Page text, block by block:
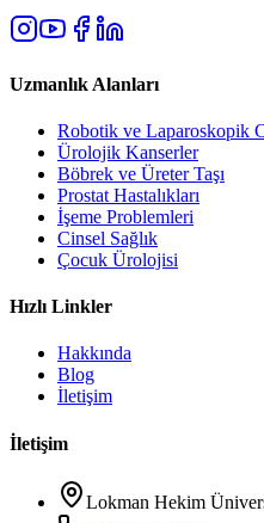
Uzmanlık Alanları
Robotik ve Laparoskopik
Ürolojik Kanserler
Böbrek ve Üreter Taşı
Prostat Hastalıkları
İşeme Problemleri
Cinsel Sağlık
Çocuk Ürolojisi
Hızlı Linkler
Hakkında
Blog
İletişim
İletişim
Lokman Hekim